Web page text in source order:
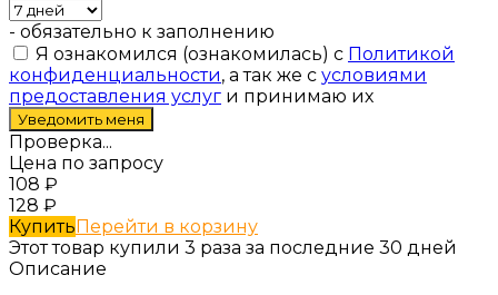
- обязательно к заполнению
Я ознакомился (ознакомилась) с Политикой
конфиденциальности, а так же с условиями
предоставления услуг и принимаю их
Проверка...
Цена по запросу
108 ₽
128 ₽
КупитьПерейти в корзину
Этот товар купили 3 раза за последние 30 дней
Описание